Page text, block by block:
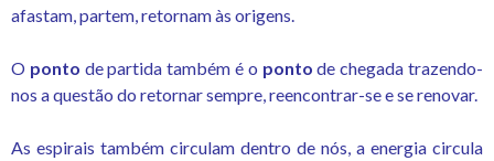
afastam, partem, retornam às origens.
O ponto de partida também é o ponto de chegada trazendo-
nos a questão do retornar sempre, reencontrar-se e se renovar.
As espirais também circulam dentro de nós, a energia circula